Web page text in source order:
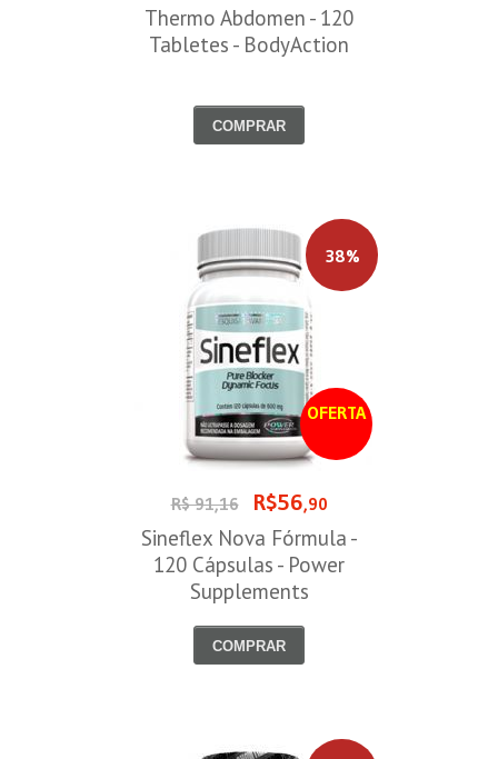
Thermo Abdomen - 120
Tabletes - BodyAction
COMPRAR
OFERTA
38%
R$ 91,16 R$56,90
Sineflex Nova Fórmula -
120 Cápsulas - Power
Supplements
COMPRAR